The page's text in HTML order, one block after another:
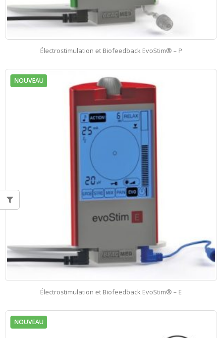
Électrostimulation et Biofeedback EvoStim® – P
NOUVEAU
Électrostimulation et Biofeedback EvoStim® – E
NOUVEAU